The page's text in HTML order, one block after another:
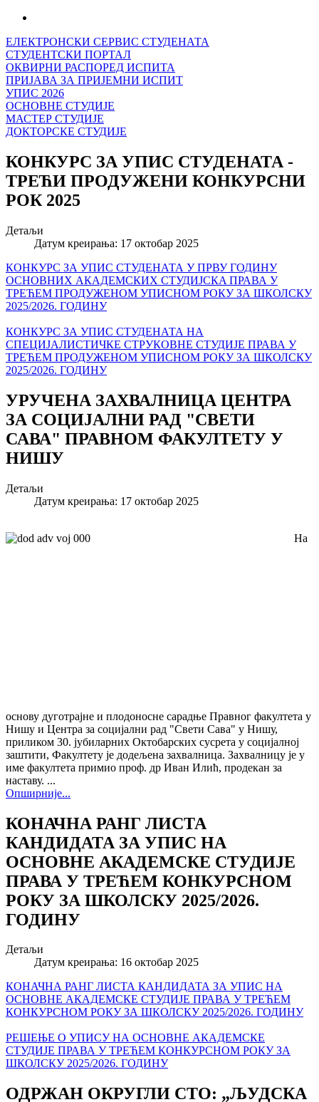
ЕЛЕКТРОНСКИ СЕРВИС СТУДЕНАТА
СТУДЕНТСКИ ПОРТАЛ
ОКВИРНИ РАСПОРЕД ИСПИТА
ПРИЈАВА ЗА ПРИЈЕМНИ ИСПИТ
УПИС 2026
ОСНОВНЕ СТУДИЈЕ
МАСТЕР СТУДИЈЕ
ДОКТОРСКЕ СТУДИЈЕ
КОНКУРС ЗА УПИС СТУДЕНАТА -
ТРЕЋИ ПРОДУЖЕНИ КОНКУРСНИ
РОК 2025
Детаљи
Датум креирања: 17 октобар 2025
КОНКУРС ЗА УПИС СТУДЕНАТА У ПРВУ ГОДИНУ
ОСНОВНИХ АКАДЕМСКИХ СТУДИЈСКA ПРАВА У
ТРЕЋЕМ ПРОДУЖЕНОМ УПИСНОМ РОКУ ЗА ШКОЛСКУ
2025/2026. ГОДИНУ
КОНКУРС ЗА УПИС СТУДЕНАТА НА
СПЕЦИЈАЛИСТИЧКЕ СТРУКОВНЕ СТУДИЈЕ ПРАВА У
ТРЕЋЕМ ПРОДУЖЕНОМ УПИСНОМ РОКУ ЗА ШКОЛСКУ
2025/2026. ГОДИНУ
УРУЧЕНА ЗАХВАЛНИЦА ЦЕНТРА
ЗА СОЦИЈАЛНИ РАД "СВЕТИ
САВА" ПРАВНОМ ФАКУЛТЕТУ У
НИШУ
Детаљи
Датум креирања: 17 октобар 2025
На
основу дуготрајне и плодоносне сарадње Правног факултета у
Нишу и Центра за социјални рад "Свети Сава" у Нишу,
приликом 30. јубиларних Октобарских сусрета у социјалној
заштити, Факултету је додељена захвалница. Захвалницу је у
име факултета примио проф. др Иван Илић, продекан за
наставу. ...
Опширније...
КОНАЧНА РАНГ ЛИСТА
КАНДИДАТА ЗА УПИС НА
ОСНОВНЕ АКАДЕМСКЕ СТУДИЈЕ
ПРАВА У ТРЕЋЕМ КОНКУРСНОМ
РОКУ ЗА ШКОЛСКУ 2025/2026.
ГОДИНУ
Детаљи
Датум креирања: 16 октобар 2025
КОНАЧНА РАНГ ЛИСТА КАНДИДАТА ЗА УПИС НА
ОСНОВНЕ АКАДЕМСКЕ СТУДИЈЕ ПРАВА У ТРЕЋЕМ
КОНКУРСНОМ РОКУ ЗА ШКОЛСКУ 2025/2026. ГОДИНУ
РЕШЕЊЕ О УПИСУ НА ОСНОВНЕ АКАДЕМСКЕ
СТУДИЈЕ ПРАВА У ТРЕЋЕМ КОНКУРСНОМ РОКУ ЗА
ШКОЛСКУ 2025/2026. ГОДИНУ
ОДРЖАН ОКРУГЛИ СТО: „ЉУДСКА